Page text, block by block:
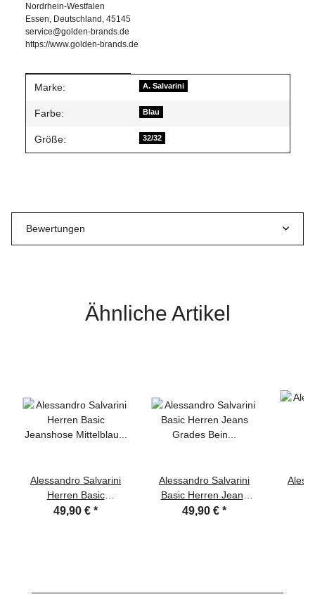
Nordrhein-Westfalen
Essen, Deutschland, 45145
service@golden-brands.de
https://www.golden-brands.de
Produkteigenschaft
Wert
Marke: A. Salvarini
Farbe: Blau
Größe: 32/32
Bewertungen
Ähnliche Artikel
Alessandro Salvarini
Herren Basic
Jeanshose Mittelblau
49,90 € *
Alessandro Salvarini
Basic Herren Jeans
Grades Bein Mittelblau
49,90 € *